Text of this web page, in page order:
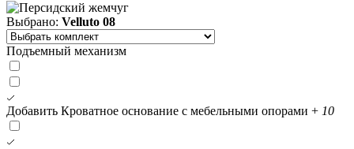
Выбрано: Velluto 08
Подъемный механизм
Добавить Кроватное основание с мебельными опорами + 10